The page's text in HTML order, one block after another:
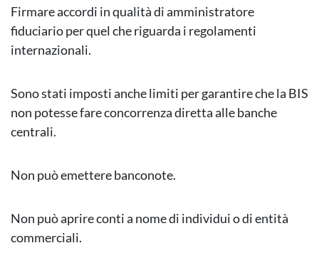
Firmare accordi in qualità di amministratore
fiduciario per quel che riguarda i regolamenti
internazionali.
Sono stati imposti anche limiti per garantire che la BIS
non potesse fare concorrenza diretta alle banche
centrali.
Non può emettere banconote.
Non può aprire conti a nome di individui o di entità
commerciali.